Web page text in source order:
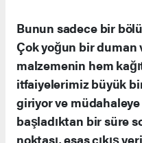
Bunun sadece bir
Çok yoğun bir duman
malzemenin hem
itfaiyelerimiz büyük
giriyor ve
başladıktan bir süre
noktası, esas çıkış